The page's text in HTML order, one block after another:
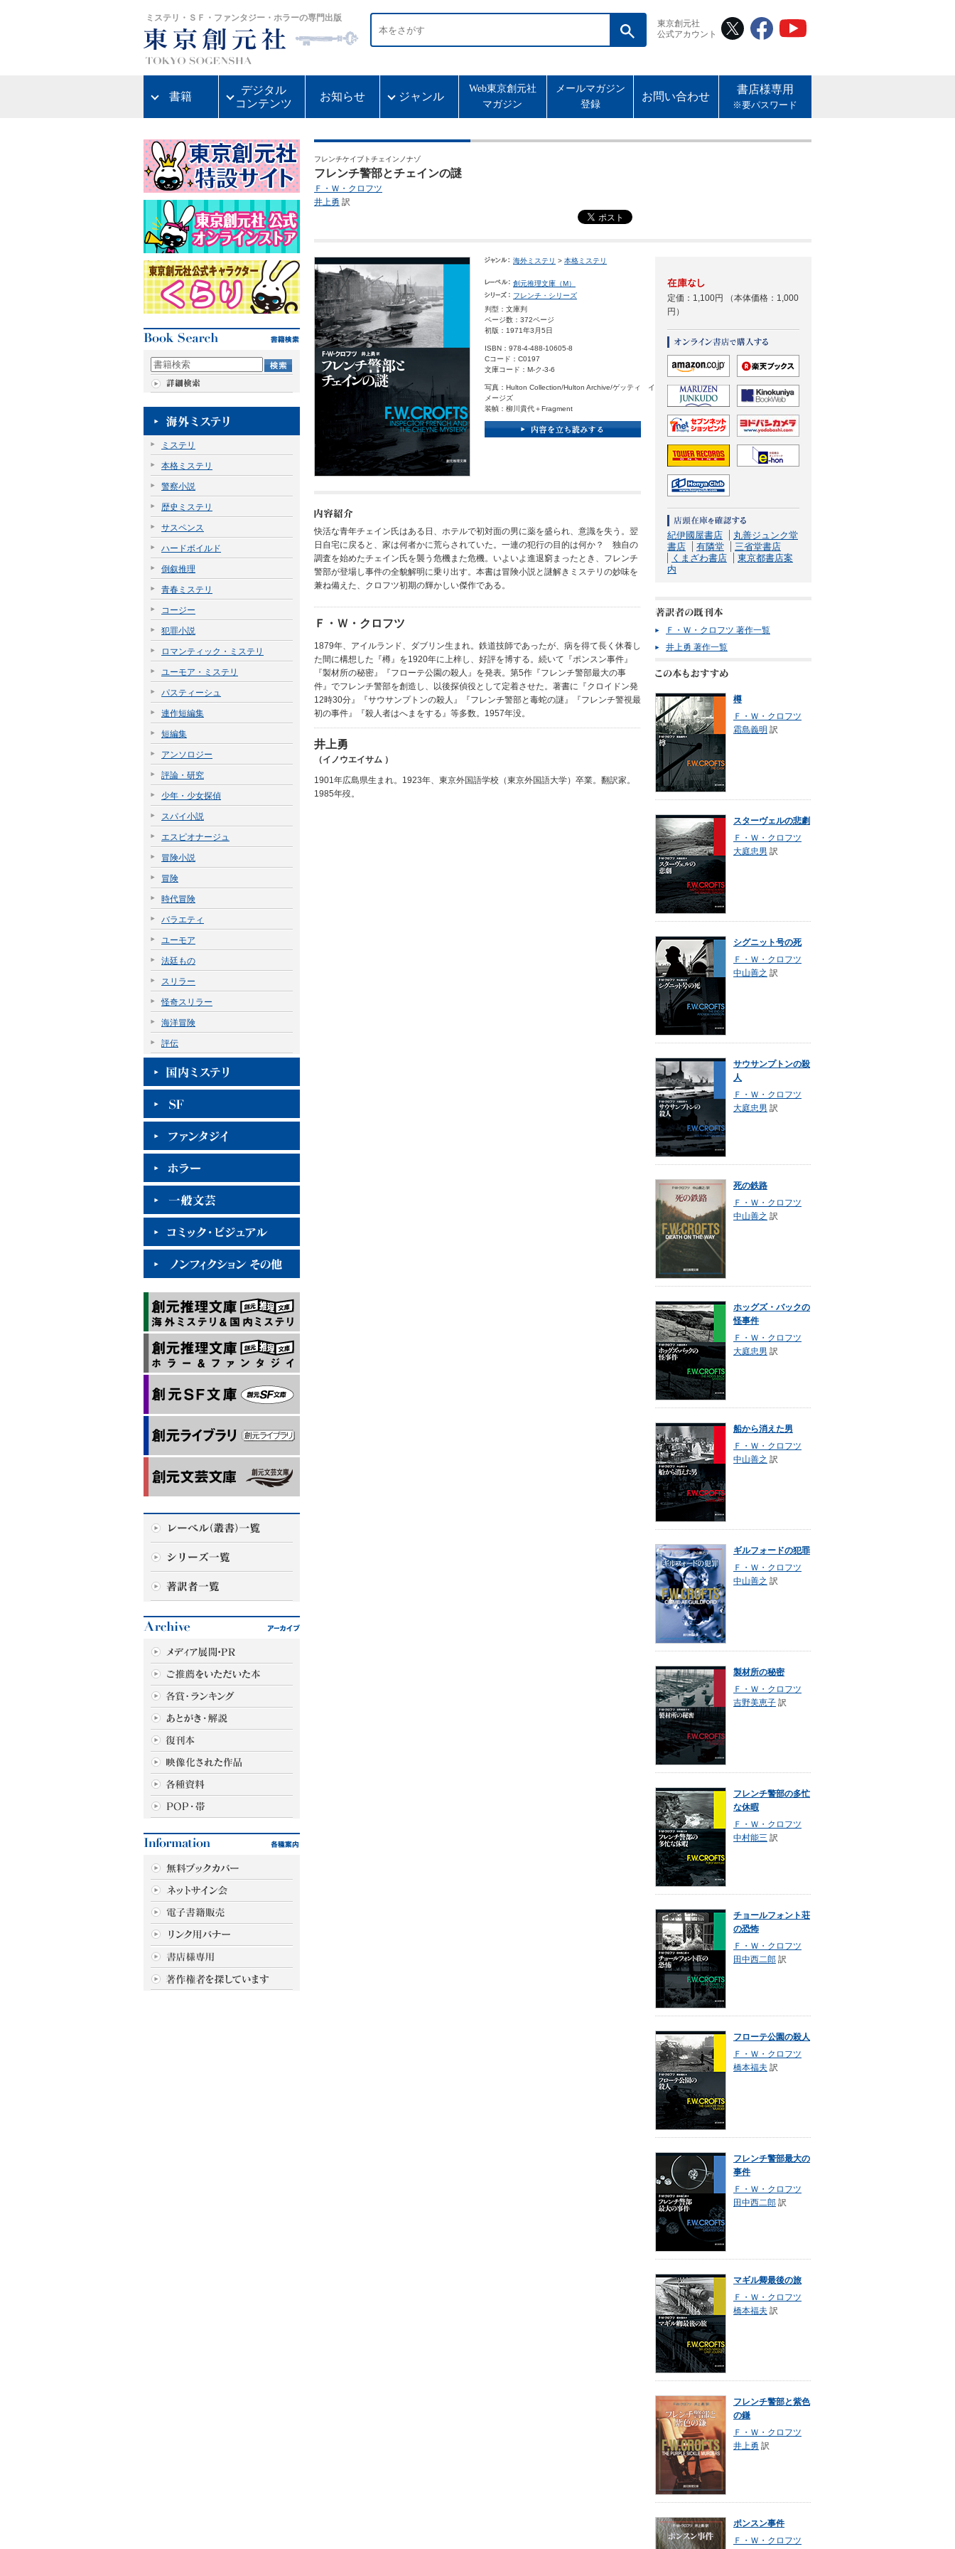
ミステリ・ＳＦ・ファンタジー・ホラーの専門出版
東京創元社
公式アカウント
書籍
デジタル
コンテンツ
お知らせ ジャンル
Web東京創元社
マガジン
メールマガジン
登録
お問い合わせ
書店様専用
※要パスワード
ミステリ
本格ミステリ
警察小説
歴史ミステリ
サスペンス
ハードボイルド
倒叙推理
青春ミステリ
コージー
犯罪小説
ロマンティック・ミステリ
ユーモア・ミステリ
パスティーシュ
連作短編集
短編集
アンソロジー
評論・研究
少年・少女探偵
スパイ小説
エスピオナージュ
冒険小説
冒険
時代冒険
バラエティ
ユーモア
法廷もの
スリラー
怪奇スリラー
海洋冒険
評伝
フレンチケイブトチェインノナゾ
フレンチ警部とチェインの謎
Ｆ・Ｗ・クロフツ
井上勇 訳
定価：1,100円
（本体価格：1,000
円）
紀伊國屋書店
丸善ジュンク堂
書店
有隣堂
三省堂書店
くまざわ書店
東京都書店案
内
Ｆ・Ｗ・クロフツ 著作一覧
井上勇 著作一覧
樽
Ｆ・Ｗ・クロフツ
霜島義明 訳
スターヴェルの悲劇
Ｆ・Ｗ・クロフツ
大庭忠男 訳
シグニット号の死
Ｆ・Ｗ・クロフツ
中山善之 訳
サウサンプトンの殺
人
Ｆ・Ｗ・クロフツ
大庭忠男 訳
死の鉄路
Ｆ・Ｗ・クロフツ
中山善之 訳
ホッグズ・バックの
怪事件
Ｆ・Ｗ・クロフツ
大庭忠男 訳
船から消えた男
Ｆ・Ｗ・クロフツ
中山善之 訳
ギルフォードの犯罪
Ｆ・Ｗ・クロフツ
中山善之 訳
製材所の秘密
Ｆ・Ｗ・クロフツ
吉野美恵子 訳
フレンチ警部の多忙
な休暇
Ｆ・Ｗ・クロフツ
中村能三 訳
チョールフォント荘
の恐怖
Ｆ・Ｗ・クロフツ
田中西二郎 訳
フローテ公園の殺人
Ｆ・Ｗ・クロフツ
橋本福夫 訳
フレンチ警部最大の
事件
Ｆ・Ｗ・クロフツ
田中西二郎 訳
マギル卿最後の旅
Ｆ・Ｗ・クロフツ
橋本福夫 訳
フレンチ警部と紫色
の鎌
Ｆ・Ｗ・クロフツ
井上勇 訳
ポンスン事件
Ｆ・Ｗ・クロフツ
海外ミステリ > 本格ミステリ
創元推理文庫（M）
フレンチ・シリーズ
判型：文庫判
ページ数：372ページ
初版：1971年3月5日
ISBN：978-4-488-10605-8
Cコード：C0197
文庫コード：M-ク-3-6
写真：Hulton Collection/Hulton Archive/ゲッティ イ
メージズ
装幀：柳川貴代＋Fragment
快活な青年チェイン氏はある日、ホテルで初対面の男に薬を盛られ、意識を失う。翌
日自宅に戻ると、家は何者かに荒らされていた。一連の犯行の目的は何か？ 独自の
調査を始めたチェイン氏を襲う危機また危機。いよいよ進退窮まったとき、フレンチ
警部が登場し事件の全貌解明に乗り出す。本書は冒険小説と謎解きミステリの妙味を
兼ね備えた、クロフツ初期の輝かしい傑作である。
Ｆ・Ｗ・クロフツ
1879年、アイルランド、ダブリン生まれ。鉄道技師であったが、病を得て長く休養し
た間に構想した『樽』を1920年に上梓し、好評を博する。続いて『ポンスン事件』
『製材所の秘密』『フローテ公園の殺人』を発表。第5作『フレンチ警部最大の事
件』でフレンチ警部を創造し、以後探偵役として定着させた。著書に『クロイドン発
12時30分』『サウサンプトンの殺人』『フレンチ警部と毒蛇の謎』『フレンチ警視最
初の事件』『殺人者はへまをする』等多数。1957年没。
井上勇
（イノウエイサム ）
1901年広島県生まれ。1923年、東京外国語学校（東京外国語大学）卒業。翻訳家。
1985年歿。